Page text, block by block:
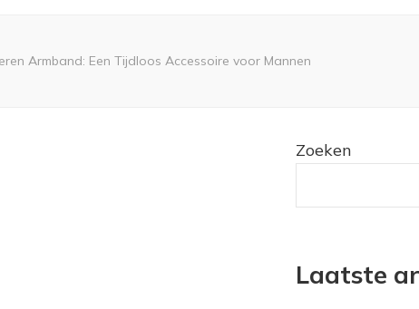
Armband: Een Tijdloos Accessoire voor Mannen
Zoeken
Laatste